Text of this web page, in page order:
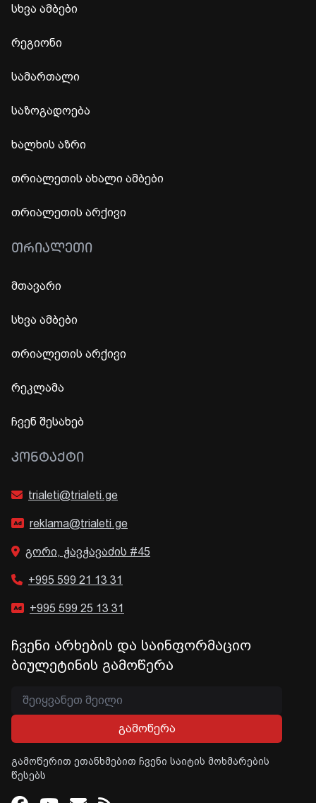
სხვა ამბები
რეგიონი
სამართალი
საზოგადოება
ხალხის აზრი
თრიალეთის ახალი ამბები
თრიალეთის არქივი
ᲗᲠᲘᲐᲚᲔᲗᲘ
მთავარი
სხვა ამბები
თრიალეთის არქივი
რეკლამა
ჩვენ შესახებ
ᲙᲝᲜᲢᲐᲥᲢᲘ
trialeti@trialeti.ge
reklama@trialeti.ge
გორი, ჭავჭავაძის #45
+995 599 21 13 31
+995 599 25 13 31
ჩვენი არხების და საინფორმაციო
ბიულეტინის გამოწერა
გამოწერა
გამოწერით ეთანხმებით ჩვენი საიტის მოხმარების
წესებს